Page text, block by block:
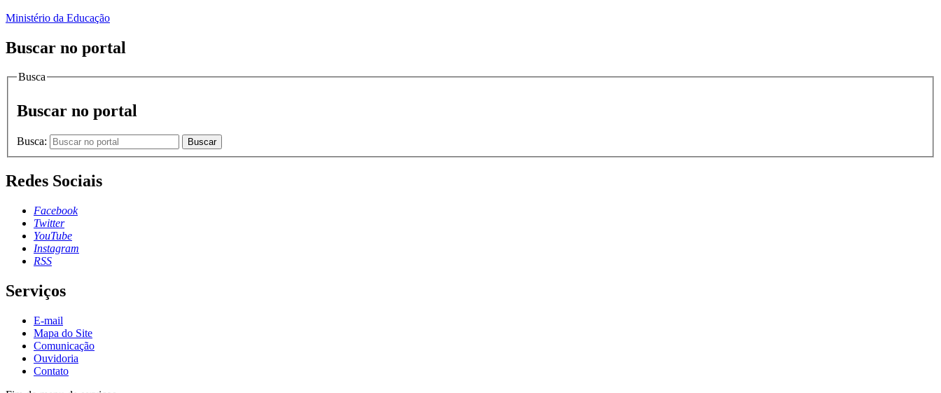
Ministério da Educação
Buscar no portal
Busca
Buscar no portal
Busca: Buscar
Redes Sociais
Facebook
Twitter
YouTube
Instagram
RSS
Serviços
E-mail
Mapa do Site
Comunicação
Ouvidoria
Contato